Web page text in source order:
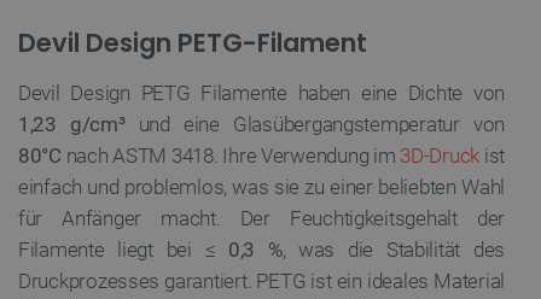
Devil Design PETG-Filament
Devil Design PETG Filamente haben eine Dichte von
1,23 g/cm³und eine Glasübergangstemperatur von
80°C nach ASTM 3418. Ihre Verwendung im 3D-Druck ist
einfach und problemlos, was sie zu einer beliebten Wahl
für Anfänger macht. Der Feuchtigkeitsgehalt der
Filamente liegt bei ≤ 0,3 %, was die Stabilität des
Druckprozesses garantiert. PETG ist ein ideales Material